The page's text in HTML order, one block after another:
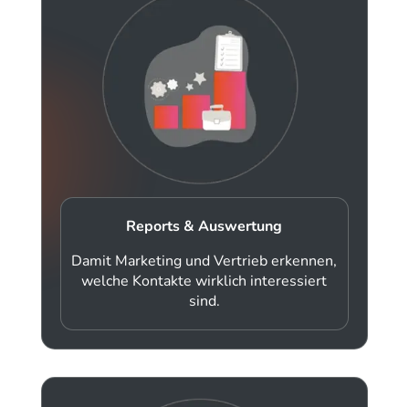
Reports & Auswertung
Damit Marketing und Vertrieb erkennen,
welche Kontakte wirklich interessiert
sind.